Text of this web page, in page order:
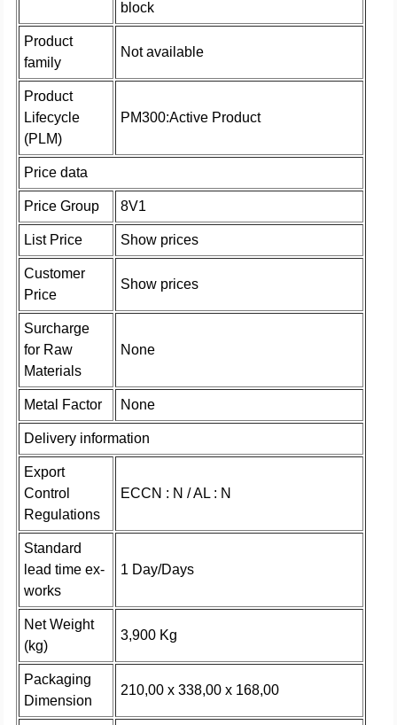
block
Product
family
Not available
Product
Lifecycle
(PLM)
PM300:Active Product
Price data
Price Group 8V1
List Price Show prices
Customer
Price
Show prices
Surcharge
for Raw
Materials
None
Metal Factor None
Delivery information
Export
Control
Regulations
ECCN : N / AL : N
Standard
lead time ex-
works
1 Day/Days
Net Weight
(kg)
3,900 Kg
Packaging
Dimension
210,00 x 338,00 x 168,00